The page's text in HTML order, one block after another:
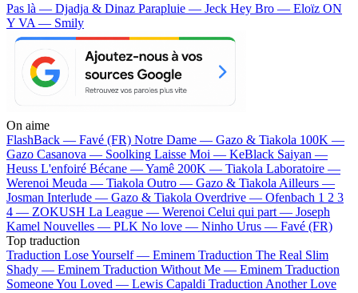
Pas là — Djadja & Dinaz Parapluie — Jeck Hey Bro — Eloïz ON
Y VA — Smily
On aime
FlashBack — Favé (FR) Notre Dame — Gazo & Tiakola 100K —
Gazo Casanova — Soolking Laisse Moi — KeBlack Saiyan —
Heuss L'enfoiré Bécane —Yamê 200K — Tiakola Laboratoire —
Werenoi Meuda — Tiakola Outro — Gazo & Tiakola Ailleurs —
Josman Interlude — Gazo & Tiakola Overdrive — Ofenbach 1 2 3
4 — ZOKUSH La League — Werenoi Celui qui part — Joseph
Kamel Nouvelles — PLK No love — Ninho Urus — Favé (FR)
Top traduction
Traduction Lose Yourself — Eminem Traduction The Real Slim
Shady — Eminem Traduction Without Me — Eminem Traduction
Someone You Loved — Lewis Capaldi Traduction Another Love